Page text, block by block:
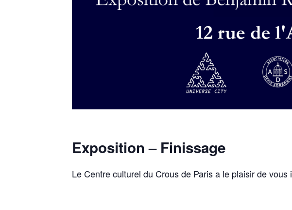
Exposition – Finissage
Le Centre culturel du Crous de Paris a le plaisir de vous